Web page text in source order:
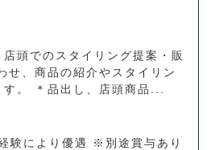
頭でのスタイリング提案・販
せ、商品の紹介やスタイリン
。 ＊品出し、店頭商品...
験により優遇 ※別途賞与あり